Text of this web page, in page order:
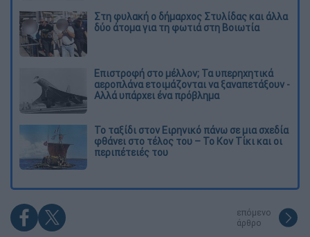
Στη φυλακή ο δήμαρχος Στυλίδας και άλλα
δύο άτομα για τη φωτιά στη Βοιωτία
Επιστροφή στο μέλλον; Τα υπερηχητικά
αεροπλάνα ετοιμάζονται να ξαναπετάξουν -
Αλλά υπάρχει ένα πρόβλημα
Το ταξίδι στον Ειρηνικό πάνω σε μια σχεδία
φθάνει στο τέλος του – Το Κον Τίκι και οι
περιπέτειές του
επόμενο
άρθρο